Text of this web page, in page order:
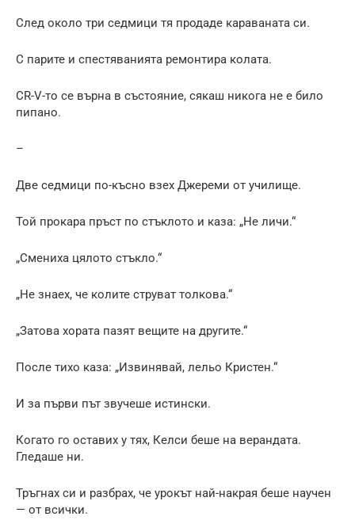
След около три седмици тя продаде караваната си.
С парите и спестяванията ремонтира колата.
CR-V-то се върна в състояние, сякаш никога не е било
пипано.
–
Две седмици по-късно взех Джереми от училище.
Той прокара пръст по стъклото и каза: „Не личи.“
„Смениха цялото стъкло.“
„Не знаех, че колите струват толкова.“
„Затова хората пазят вещите на другите.“
После тихо каза: „Извинявай, лельо Кристен.“
И за първи път звучеше истински.
Когато го оставих у тях, Келси беше на верандата.
Гледаше ни.
Тръгнах си и разбрах, че урокът най-накрая беше научен
— от всички.